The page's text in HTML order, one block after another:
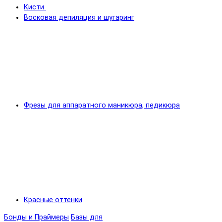
Кисти
Восковая депиляция и шугаринг
Фрезы для аппаратного маникюра, педикюра
Красные оттенки
Бонды и Праймеры Базы для